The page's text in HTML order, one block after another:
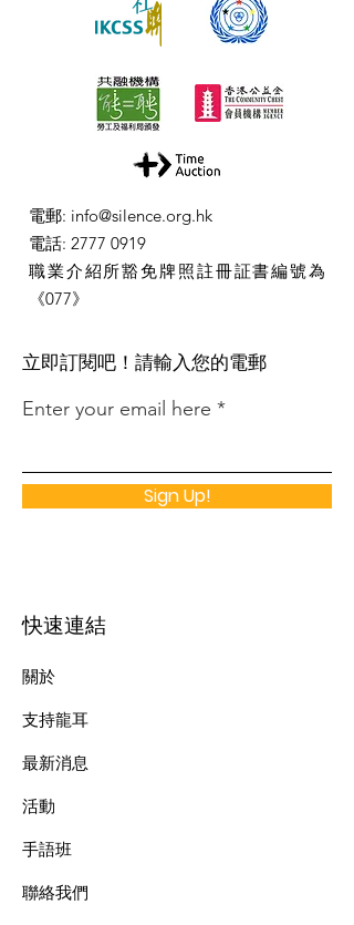
電郵: info@silence.org.hk
電話: 2777 0919
職業介紹所豁免牌照註冊証書編號為
《077》
​立即訂閱吧！請輸入您的電郵
Enter your email here
Sign Up!
快速連結
關於
支持龍耳
最新消息
​活動
手語班
​聯絡我們